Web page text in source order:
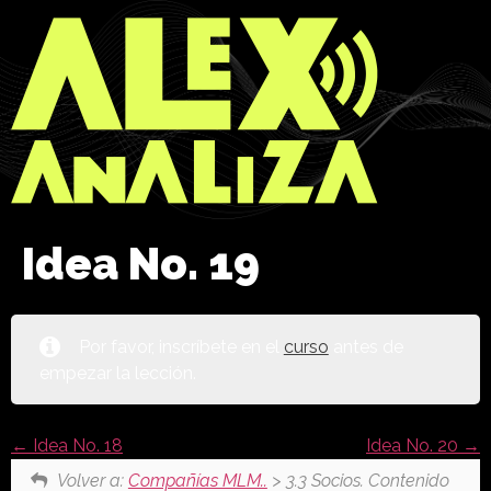
Idea No. 19
curso
Idea No. 18
Idea No. 20
Volver a: Compañías MLM.. > 3.3 Socios. Contenido